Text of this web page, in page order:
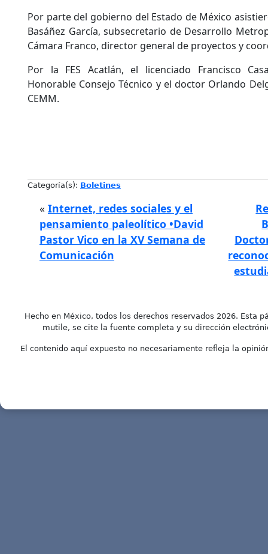
Por parte del gobierno del Estado de México
Basáñez García, subsecretario de Desarrollo
Cámara Franco, director general de proyectos y
Por la FES Acatlán, el licenciado Francisco
Honorable Consejo Técnico y el doctor Orlando
CEMM.
Categoría(s): Boletines
« Internet, redes sociales y el
pensamiento paleolítico •David
Pastor Vico en la XV Semana de
Comunicación
Hecho en México, todos los derechos reservados 2026. Esta
mutile, se cite la fuente completa y su dirección
El contenido aquí expuesto no necesariamente refleja la